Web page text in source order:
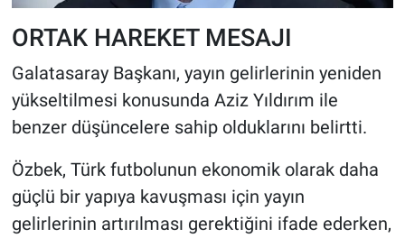
ORTAK HAREKET MESAJI
Galatasaray Başkanı, yayın gelirlerinin yeniden
yükseltilmesi konusunda Aziz Yıldırım ile
benzer düşüncelere sahip olduklarını belirtti.
Özbek, Türk futbolunun ekonomik olarak daha
güçlü bir yapıya kavuşması için yayın
gelirlerinin artırılması gerektiğini ifade ederken,